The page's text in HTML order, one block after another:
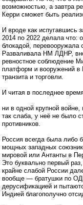
возможностью, а завтра
Керри сможет быть
И вроде как испугавшись
2014 по 2022 делала что:
блокадой, перевооружала
Разваливала НМ ЛДНР,
ревностное соблюдение
платформ и вооружений в
транзита и торговли.
И читая в последнее
ни в одной крупной
так слаба, у неё не было
противников.
Россия всегда была либо
мощных западных
мировой или Антанты в
Это буквально первый
крайне слабой России
вообще — братушки по
дерусификацией и
Индией благополучно